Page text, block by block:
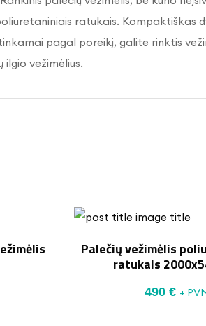
ratukais. Kompaktiškas
pagal poreikį, galite rinktis
ilgio vežimėlius.
Palečių vežimėlis
ratukais
490 € +